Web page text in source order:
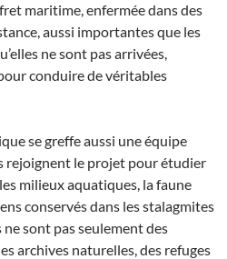
maritime, enfermée dans des
aussi importantes que les
ne sont pas arrivées,
conduire de véritables
se greffe aussi une équipe
rejoignent le projet pour étudier
milieux aquatiques, la faune
conservés dans les stalagmites
sont pas seulement des
archives naturelles, des refuges